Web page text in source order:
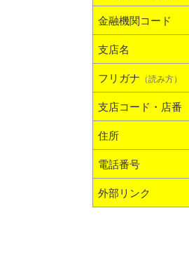
金融機関コード
支店名
フリガナ （読み方）
支店コード・店番
住所
電話番号
外部リンク